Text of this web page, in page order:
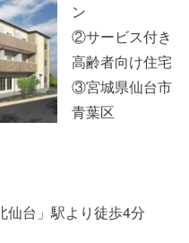
ン
②サービス付き
高齢者向け住宅
③宮城県仙台市
青葉区
台」駅より徒歩4分